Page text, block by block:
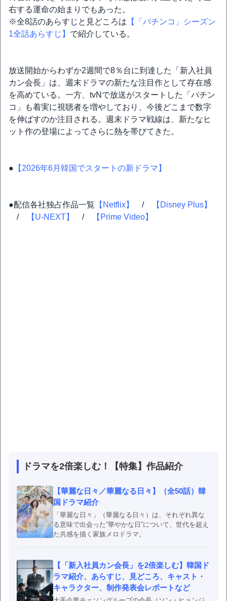
右する運命の始まりでもあった。
※全8話のあらすじと見どころは 【「パチンコ」シーズン
1全話あらすじ】 で紹介している。
放送開始からわずか2週間で8％台に到達した「新入社員
カン会長」は、週末ドラマの新たな注目作として存在感
を高めている。一方、tvNで放送がスタートした「パチン
コ」も着実に視聴者を増やしており、今後どこまで数字
を伸ばすのか注目される。週末ドラマ戦線は、新たなヒ
ット作の登場によってさらに熱を帯びてきた。
● 【2026年6月韓国でスタートの新ドラマ】
●配信各社独占作品一覧 【Netflix】 /
【Disney Plus】
/
【U-NEXT】 / 【Prime Video】
ドラマを2倍楽しむ！【特集】作品紹介
【華麗な日々／華麗なる日々】（全50話）韓
国ドラマ紹介
「華麗な日々」（華麗なる日々）は、それぞれ異な
る意味で出会った“華やかな日”について、世代を超え
た共感を描く家族メロドラマ。
【「新入社員カン会長」を2倍楽しむ】韓国ド
ラマ紹介、あらすじ、見どころ、キャスト・
キャラクター、制作発表会レポートなど